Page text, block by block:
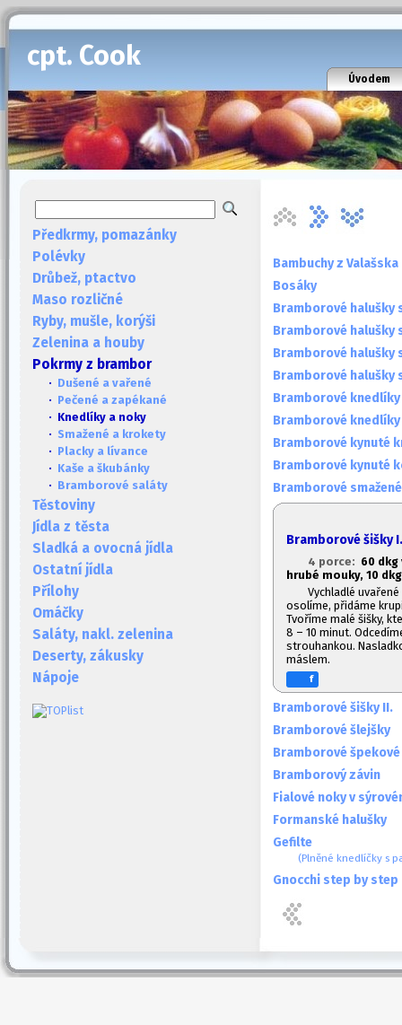
cpt. Cook
Úvodem
Předkrmy, pomazánky
Polévky
Drůbež, ptactvo
Maso rozličné
Ryby, mušle, korýši
Zelenina a houby
Pokrmy z brambor
· Dušené a vařené
· Pečené a zapékané
· Knedlíky a noky
· Smažené a krokety
· Placky a lívance
· Kaše a škubánky
· Bramborové saláty
Těstoviny
Jídla z těsta
Sladká a ovocná jídla
Ostatní jídla
Přílohy
Omáčky
Saláty, nakl. zelenina
Deserty, zákusky
Nápoje
Bambuchy z Valašska
Bosáky
Bramborové halušky
Bramborové halušky
Bramborové halušky
Bramborové halušky
Bramborové
Bramborové
Bramborové kynuté
Bramborové kynuté
Bramborové
Bramborové šišky I.
4 porce: 60 dkg
hrubé mouky, 10
Vychladlé
osolíme, přidáme
Tvoříme malé šišky,
8 – 10 minut.
strouhankou.
máslem.
f
Bramborové šišky II.
Bramborové šlejšky
Bramborové
Bramborový závin
Fialové noky v
Formanské halušky
Gefilte
(Plněné knedlíčky s
Gnocchi step by step